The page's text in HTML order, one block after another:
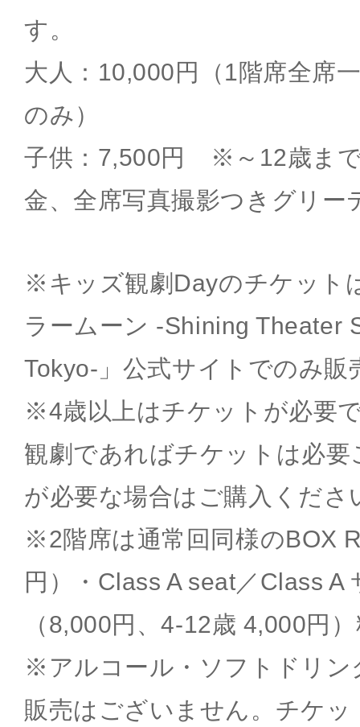
す。
大人：10,000円（1階席全席
のみ）
子供：7,500円 ※～12歳まで
金、全席写真撮影つきグリー
※キッズ観劇Dayのチケット
ラームーン -Shining Theater
Tokyo-」公式サイトでのみ販
※4歳以上はチケットが必要
観劇であればチケットは必
が必要な場合はご購入くださ
※2階席は通常回同様のBOX
円）・Class A seat／Class A
（8,000円、4-12歳 4,000円
※アルコール・ソフトドリン
販売はございません。チケ